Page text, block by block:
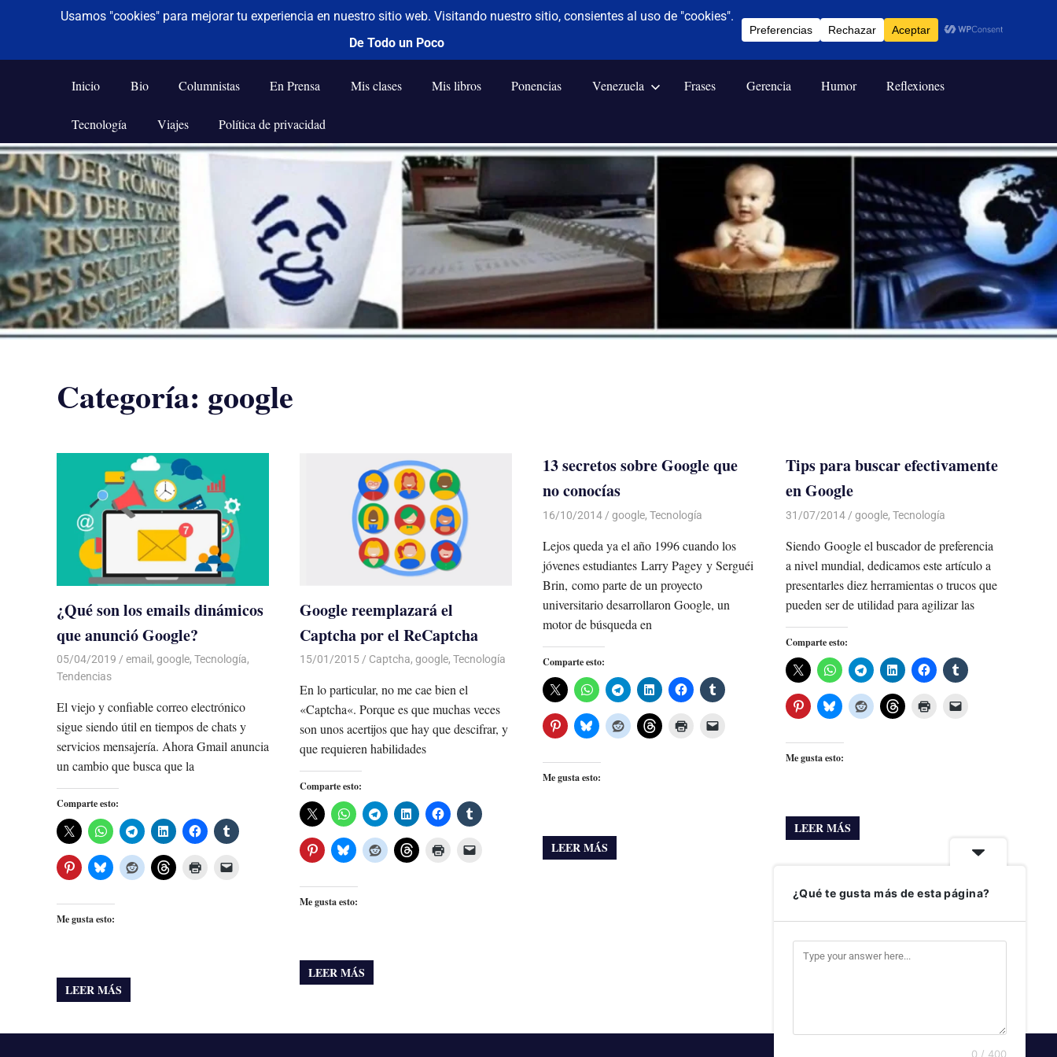
Saltar
al
contenido
De todo un poco
Frases,
Humor,
Tecnología
y
Viajes
Inicio Bio Columnistas En Prensa Mis clases Mis libros Ponencias Venezuela Frases Gerencia Humor Reflexiones
Tecnología Viajes Política de privacidad
Categoría: google
¿Qué son los emails dinámicos
que anunció Google?
05/04/2019 De todo un Poco
email , google, Tecnología,
Tendencias
El viejo y confiable correo electrónico
sigue siendo útil en tiempos de chats y
servicios mensajería. Ahora Gmail anuncia
un cambio que busca que la
Comparte esto:
Me gusta esto:
LEER MÁS
Google reemplazará el
Captcha por el ReCaptcha
15/01/2015 Luis Castellanos
Captcha, google, Tecnología
En lo particular, no me cae bien el
«Captcha«. Porque es que muchas veces
son unos acertijos que hay que descifrar, y
que requieren habilidades
Comparte esto:
Me gusta esto:
LEER MÁS
13 secretos sobre Google que
no conocías
16/10/2014 Luis Castellanos
google, Tecnología
Lejos queda ya el año 1996 cuando los
jóvenes estudiantes Larry Pagey y Serguéi
Brin, como parte de un proyecto
universitario desarrollaron Google, un
motor de búsqueda en
Comparte esto:
Me gusta esto:
LEER MÁS
Tips para buscar efectivamente
en Google
31/07/2014 Luis Castellanos
google, Tecnología
Siendo Google el buscador de preferencia
a nivel mundial, dedicamos este artículo a
presentarles diez herramientas o trucos que
pueden ser de utilidad para agilizar las
Comparte esto:
Me gusta esto:
LEER MÁS
¿Qué te gusta más de esta página?
0 / 400